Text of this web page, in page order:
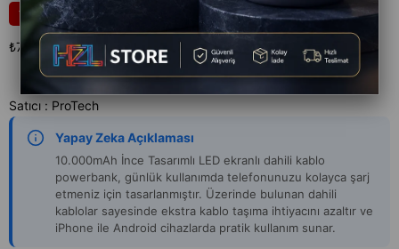
20 ₺999,00 ₺799,00
₺799,00 `den başlayan taksitlerle
Satıcı : ProTech
Yapay Zeka Açıklaması
10.000mAh İnce Tasarımlı LED ekranlı dahili kablo
powerbank, günlük kullanımda telefonunuzu kolayca şarj
etmeniz için tasarlanmıştır. Üzerinde bulunan dahili
kablolar sayesinde ekstra kablo taşıma ihtiyacını azaltır ve
iPhone ile Android cihazlarda pratik kullanım sunar.